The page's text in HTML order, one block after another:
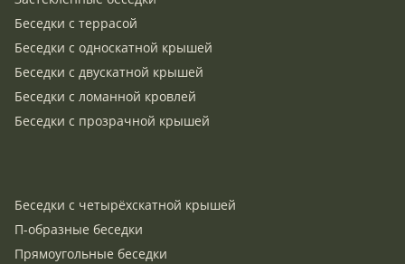
Беседки с террасой
Беседки с односкатной крышей
Беседки с двускатной крышей
Беседки с ломанной кровлей
Беседки с прозрачной крышей
Беседки с четырёхскатной крышей
П-образные беседки
Прямоугольные беседки